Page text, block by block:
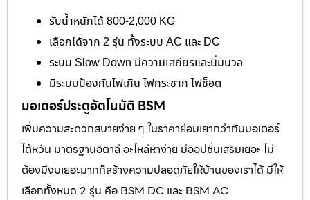
รับน้ำหนักได้ 800-2,000 KG
เลือกได้จาก 2 รุ่น ทั้งระบบ AC และ DC
ระบบ Slow Down มีความเสถียรและนิ่มนวล
มีระบบป้องกันไฟเกิน ไฟกระชาก ไฟช็อต
มอเตอร์ประตูอัตโนมัติ BSM
เพิ่มความสะดวกสบายง่าย ๆ ในราคาย่อมเยากว่ากับมอเตอร์
ไต้หวัน มาตรฐานอิตาลี อะไหล่หาง่าย มีออปชั่นเสริมเยอะ ไม่
ต้องมีงบเยอะมากก็สร้างความปลอดภัยให้บ้านของเราได้ มีให้
เลือกทั้งหมด 2 รุ่น คือ BSM DC และ BSM AC